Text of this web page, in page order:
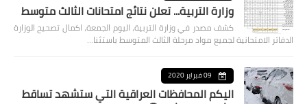
وزارة التربية... تعلن نتائج امتحانات الثالث متوسط
كشف مصدر في وزارة التربية، اليوم الجمعة، اكمال تصحيح الوزارة
الدفاتر الامتحانية لجميع مواد مرحلة الثالث المتوسط باستثنا…
09 فبراير 2020
اليكم المحافظات العراقية التي ستشهد تساقط